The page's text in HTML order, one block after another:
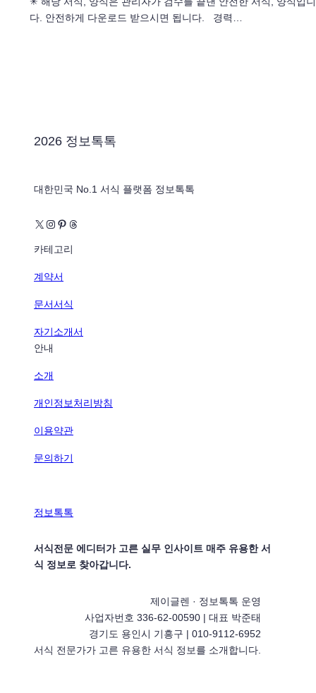
다. 안전하게 다운로드 받으시면 됩니다. 경력…
2026 정보톡톡
대한민국 No.1 서식 플랫폼 정보톡톡
X Instagram Pinterest Threads
카테고리
계약서
문서서식
자기소개서
안내
소개
개인정보처리방침
이용약관
문의하기
정보톡톡
서식전문 에디터가 고른 실무 인사이트 매주 유용한 서
식 정보로 찾아갑니다.
제이글렌 · 정보톡톡 운영
사업자번호 336-62-00590 | 대표 박준태
경기도 용인시 기흥구 | 010-9112-6952
서식 전문가가 고른 유용한 서식 정보를 소개합니다.